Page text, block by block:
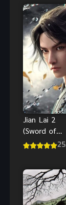
Jian Lai 2
(Sword of
Coming 2)